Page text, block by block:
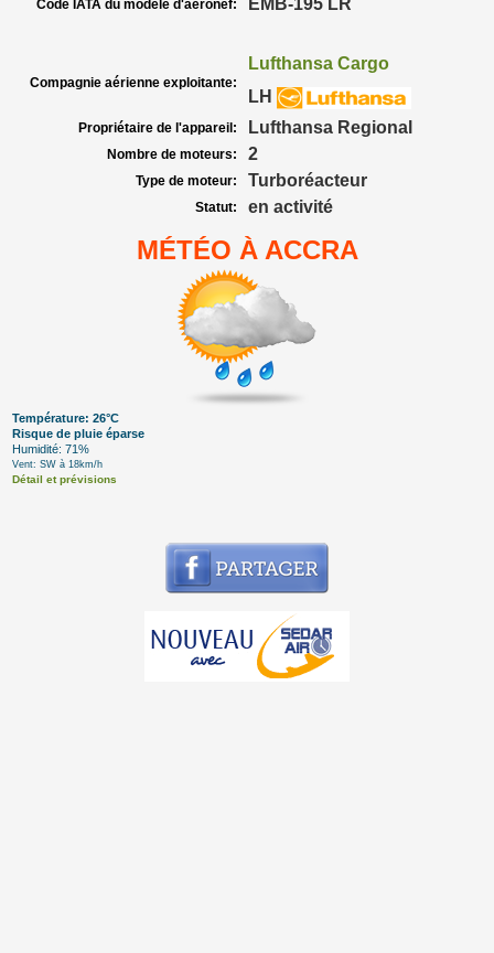
Code IATA du modèle d'aéronef: EMB-195 LR
Compagnie aérienne exploitante:
Lufthansa Cargo
LH
Propriétaire de l'appareil: Lufthansa Regional
Nombre de moteurs: 2
Type de moteur: Turboréacteur
Statut: en activité
MÉTÉO À ACCRA
Température: 26°C
Risque de pluie éparse
Humidité: 71%
Vent: SW à 18km/h
Détail et prévisions